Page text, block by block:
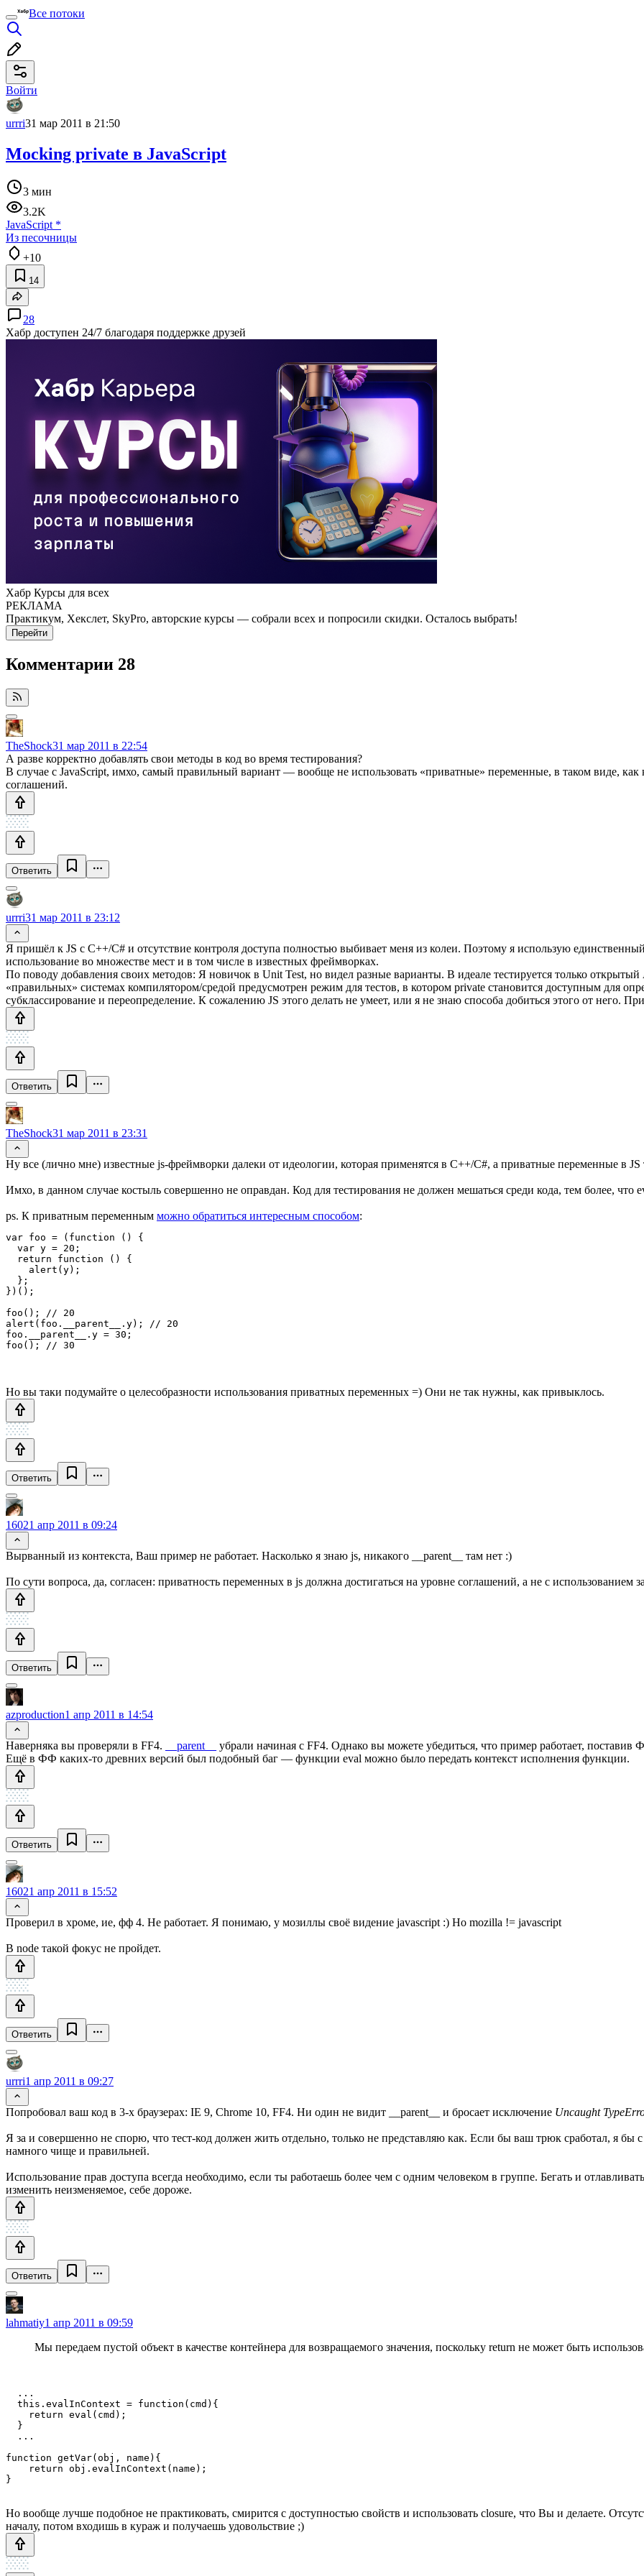
Все потоки
Войти
urrri31 мар 2011 в 21:50
Mocking private в JavaScript
3 мин
3.2K
JavaScript *
Из песочницы
+10
14
28
Хабр доступен 24/7 благодаря поддержке друзей
Хабр Курсы для всех
РЕКЛАМА
Практикум, Хекслет, SkyPro, авторские курсы — собрали всех и попросили скидки. Осталось выбрать!
Перейти
Комментарии 28
TheShock31 мар 2011 в 22:54
А разве корректно добавлять свои методы в код во время тестирования?
В случае с JavaScript, имхо, самый правильный вариант — вообще не использовать «приватные» переменные, в таком виде,
соглашений.
Ответить
urrri31 мар 2011 в 23:12
Я пришёл к JS с C++/C# и отсутствие контроля доступа полностью выбивает меня из колеи. Поэтому я использую
использование во множестве мест и в том числе в известных фреймворках.
По поводу добавления своих методов: Я новичок в Unit Test, но видел разные варианты. В идеале тестируется только
«правильных» системах компилятором/средой предусмотрен режим для тестов, в котором private становится доступным для
субклассирование и переопределение. К сожалению JS этого делать не умеет, или я не знаю способа добиться этого от него.
Ответить
TheShock31 мар 2011 в 23:31
Ну все (лично мне) известные js-фреймворки далеки от идеологии, которая применятся в C++/C#, а приватные переменные в JS
Имхо, в данном случае костыль совершенно не оправдан. Код для тестирования не должен мешаться среди кода, тем более,
ps. К приватным переменным можно обратиться интересным способом:
var foo = (function () {
  var y = 20;
  return function () {
    alert(y);
  };
})();
foo(); // 20
alert(foo.__parent__.y); // 20
foo.__parent__.y = 30;
Но вы таки подумайте о целесобразности использования приватных переменных =) Они не так нужны, как привыклось.
Ответить
16021 апр 2011 в 09:24
Вырванный из контекста, Ваш пример не работает. Насколько я знаю js, никакого __parent__ там нет :)
По сути вопроса, да, согласен: приватность переменных в js должна достигаться на уровне соглашений, а не с использованием
Ответить
azproduction1 апр 2011 в 14:54
Наверняка вы проверяли в FF4. __parent__
убрали начиная с FF4. Однако вы можете убедиться, что пример работает, поставив
Ещё в ФФ каких-то древних версий был подобный баг — функции eval можно было передать контекст исполнения функции.
Ответить
16021 апр 2011 в 15:52
Проверил в хроме, ие, фф 4. Не работает. Я понимаю, у мозиллы своё видение javascript :) Но mozilla != javascript
В node такой фокус не пройдет.
Ответить
urrri1 апр 2011 в 09:27
Попробовал ваш код в 3-х браузерах: IE 9, Chrome 10, FF4. Ни один не видит __parent__ и бросает исключение Uncaught
Я за и совершенно не спорю, что тест-код должен жить отдельно, только не представляю как. Если бы ваш трюк сработал, я
намного чище и правильней.
Использование прав доступа всегда необходимо, если ты работаешь более чем с одним человеком в группе. Бегать и
изменить неизменяемое, себе дороже.
Ответить
lahmatiy1 апр 2011 в 09:59
Мы передаем пустой объект в качестве контейнера для возвращаемого значения, поскольку return не может быть
  ...
  this.evalInContext = function(cmd){
    return eval(cmd);
  }
  ...
function getVar(obj, name){
    return obj.evalInContext(name);
Но вообще лучше подобное не практиковать, смирится с доступностью свойств и использовать closure, что Вы и делаете.
началу, потом входишь в кураж и получаешь удовольствие ;)